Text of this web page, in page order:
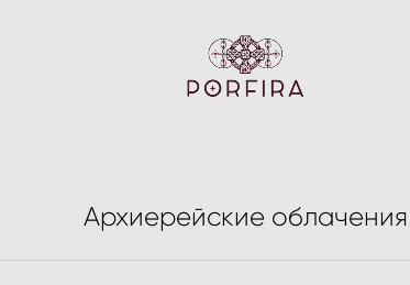
Архиерейские облачения